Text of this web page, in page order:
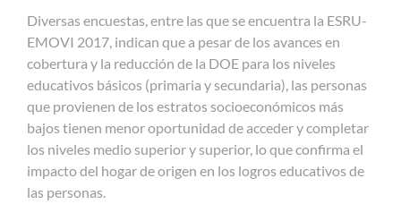
Diversas encuestas, entre las que se encuentra la ESRU-
EMOVI 2017, indican que a pesar de los avances en
cobertura y la reducción de la DOE para los niveles
educativos básicos (primaria y secundaria), las personas
que provienen de los estratos socioeconómicos más
bajos tienen menor oportunidad de acceder y completar
los niveles medio superior y superior, lo que confirma el
impacto del hogar de origen en los logros educativos de
las personas.